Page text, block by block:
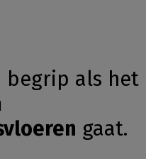
begrip als het
gaat.